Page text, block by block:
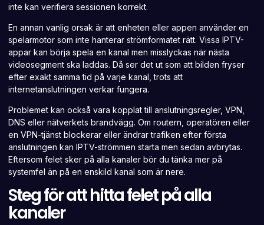
inte kan verifiera sessionen korrekt.
En annan vanlig orsak är att enheten eller appen använder en
spelarmotor som inte hanterar strömformatet rätt. Vissa IPTV-
appar kan börja spela en kanal men misslyckas när nästa
videosegment ska laddas. Då ser det ut som att bilden fryser
efter exakt samma tid på varje kanal, trots att
internetanslutningen verkar fungera.
Problemet kan också vara kopplat till anslutningsregler, VPN,
DNS eller nätverkets brandvägg. Om routern, operatören eller
en VPN-tjänst blockerar eller ändrar trafiken efter första
anslutningen kan IPTV-strömmen starta men sedan avbrytas.
Eftersom felet sker på alla kanaler bör du tänka mer på
systemfel än på en enskild kanal som är nere.
Steg för att hitta felet på alla
kanaler